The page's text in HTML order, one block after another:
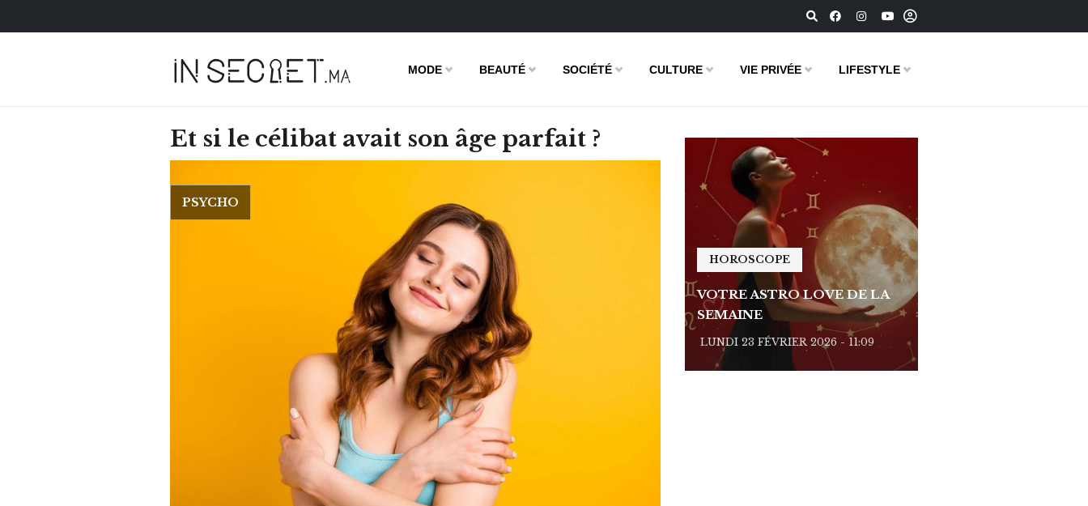
MODE BEAUTÉ SOCIÉTÉ CULTURE VIE PRIVÉE LIFESTYLE
Et si le célibat avait son âge parfait ?
PSYCHO
VOTRE ASTRO LOVE DE LA
LUNDI 23 FÉVRIER 2026 - 11:09
HOROSCOPE
VOTRE ASTRO LOVE DE LA
SEMAINE
LUNDI 23 FÉVRIER 2026 - 11:09
HOROSCOPE
VOTRE ASTRO LOVE DE LA
SEMAINE
LUNDI 23 FÉVRIER 2026 - 11:09